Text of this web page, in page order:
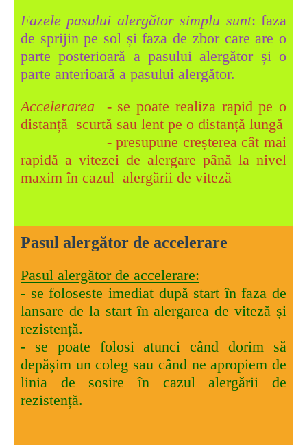
Fazele pasului alergător simplu sunt: faza
de sprijin pe sol și faza de zbor care are o
parte posterioară a pasului alergător și o
parte anterioară a pasului alergător.
Accelerarea - se poate realiza rapid pe o
distanță scurtă sau lent pe o distanță lungă
- presupune creșterea cât mai
rapidă a vitezei de alergare până la nivel
maxim în cazul alergării de viteză
Pasul alergător de accelerare
Pasul alergător de accelerare:
- se foloseste imediat după start în faza de
lansare de la start în alergarea de viteză și
rezistență.
- se poate folosi atunci când dorim să
depășim un coleg sau când ne apropiem de
linia de sosire în cazul alergării de
rezistență.